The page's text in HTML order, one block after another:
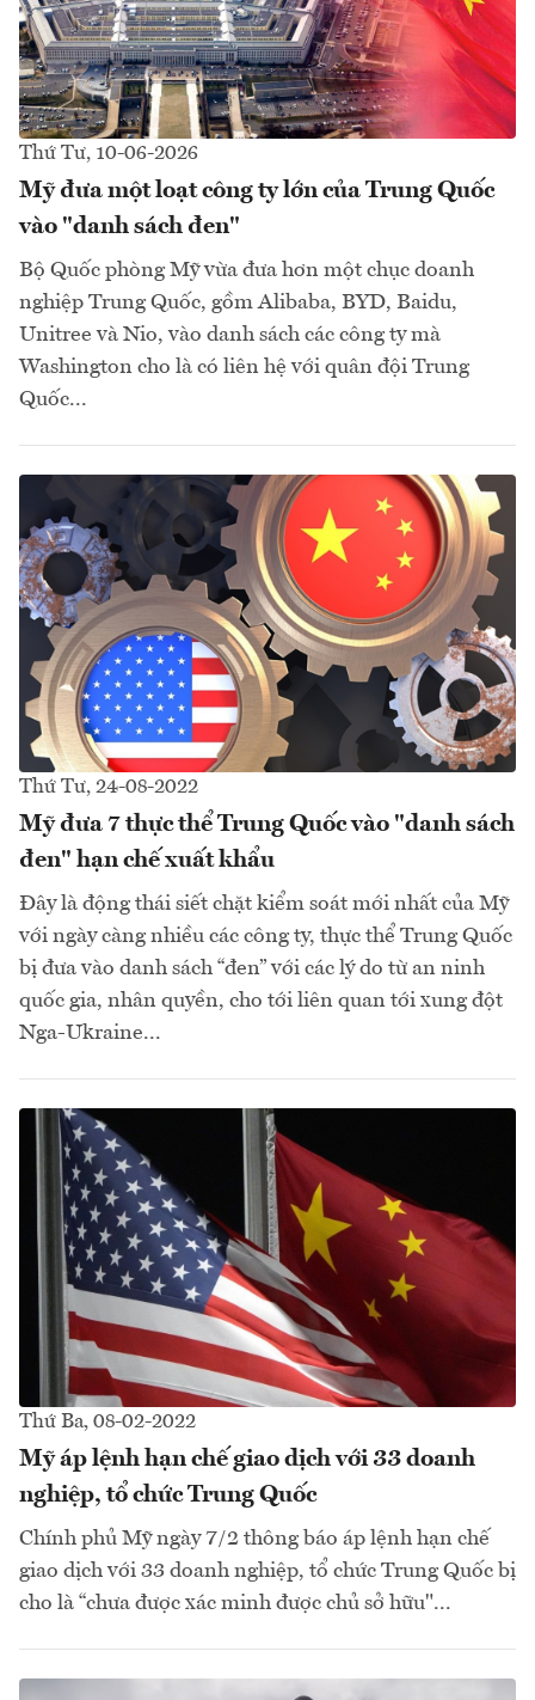
Thứ Tư, 10-06-2026
Mỹ đưa một loạt công ty lớn của Trung Quốc
vào "danh sách đen"
Bộ Quốc phòng Mỹ vừa đưa hơn một chục doanh
nghiệp Trung Quốc, gồm Alibaba, BYD, Baidu,
Unitree và Nio, vào danh sách các công ty mà
Washington cho là có liên hệ với quân đội Trung
Quốc...
Thứ Tư, 24-08-2022
Mỹ đưa 7 thực thể Trung Quốc vào "danh sách
đen" hạn chế xuất khẩu
Đây là động thái siết chặt kiểm soát mới nhất của Mỹ
với ngày càng nhiều các công ty, thực thể Trung Quốc
bị đưa vào danh sách “đen” với các lý do từ an ninh
quốc gia, nhân quyền, cho tới liên quan tới xung đột
Nga-Ukraine...
Thứ Ba, 08-02-2022
Mỹ áp lệnh hạn chế giao dịch với 33 doanh
nghiệp, tổ chức Trung Quốc
Chính phủ Mỹ ngày 7/2 thông báo áp lệnh hạn chế
giao dịch với 33 doanh nghiệp, tổ chức Trung Quốc bị
cho là “chưa được xác minh được chủ sở hữu"...